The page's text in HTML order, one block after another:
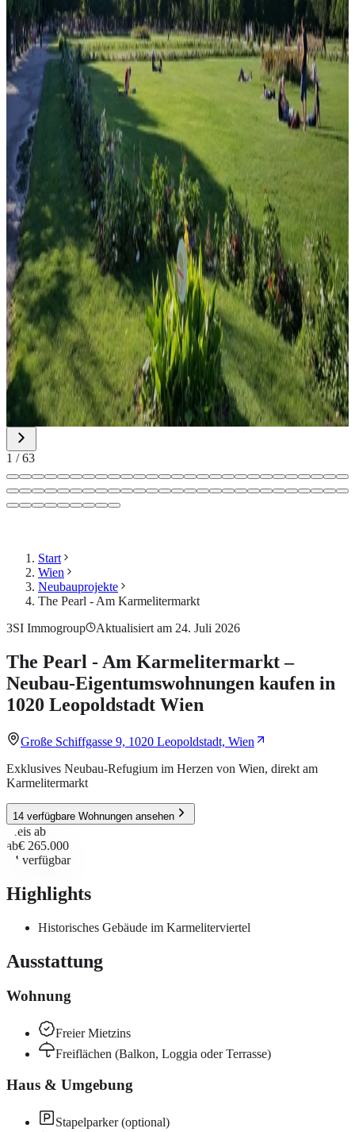
1 /63
Start
Wien
Neubauprojekte
The Pearl - Am Karmelitermarkt
3SI Immogroup
Aktualisiert am 24. Juli 2026
The Pearl - Am Karmelitermarkt –
Neubau-Eigentumswohnungen kaufen in
1020 Leopoldstadt Wien
Große Schiffgasse 9, 1020 Leopoldstadt, Wien
Exklusives Neubau-Refugium im Herzen von Wien, direkt am
Karmelitermarkt
14 verfügbare Wohnungen ansehen
Preis ab
ab€ 265.000
14 verfügbar
Highlights
Historisches Gebäude im Karmeliterviertel
Ausstattung
Wohnung
Freier Mietzins
Freiflächen (Balkon, Loggia oder Terrasse)
Haus & Umgebung
Stapelparker (optional)